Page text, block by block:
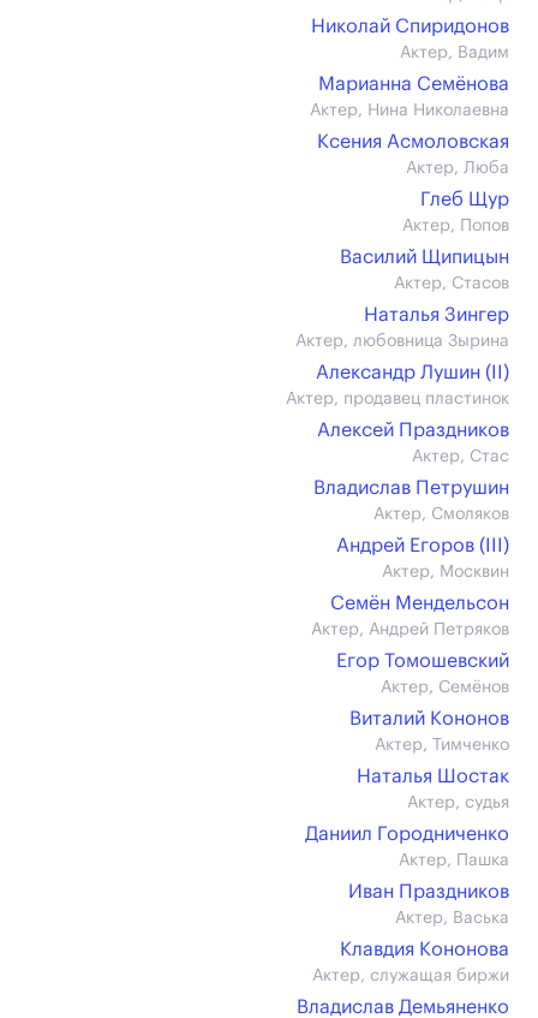
Николай Спиридонов
Актер, Вадим
Марианна Семёнова
Актер, Нина Николаевна
Ксения Асмоловская
Актер, Люба
Глеб Щур
Актер, Попов
Василий Щипицын
Актер, Стасов
Наталья Зингер
Актер, любовница Зырина
Александр Лушин (II)
Актер, продавец пластинок
Алексей Праздников
Актер, Стас
Владислав Петрушин
Актер, Смоляков
Андрей Егоров (III)
Актер, Москвин
Семён Мендельсон
Актер, Андрей Петряков
Егор Томошевский
Актер, Семёнов
Виталий Кононов
Актер, Тимченко
Наталья Шостак
Актер, судья
Даниил Городниченко
Актер, Пашка
Иван Праздников
Актер, Васька
Клавдия Кононова
Актер, служащая биржи
Владислав Демьяненко